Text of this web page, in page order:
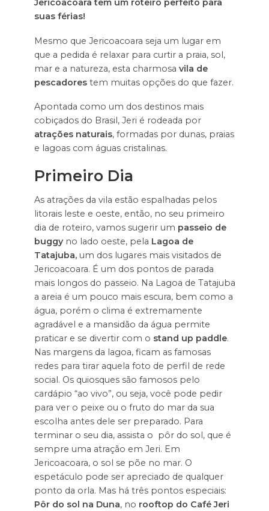
Jericoacoara tem um roteiro perfeito para
suas férias!
Mesmo que Jericoacoara seja um lugar em
que a pedida é relaxar para curtir a praia, sol,
mar e a natureza, esta charmosa vila de
pescadorestem muitas opções do que fazer.
Apontada como um dos destinos mais
cobiçados do Brasil, Jeri é rodeada por
atrações naturais, formadas por dunas, praias
e lagoas com águas cristalinas.
Primeiro Dia
As atrações da vila estão espalhadas pelos
litorais leste e oeste, então, no seu primeiro
dia de roteiro, vamos sugerir um passeio de
buggy no lado oeste, pela Lagoa de
Tatajuba,um dos lugares mais visitados de
Jericoacoara. É um dos pontos de parada
mais longos do passeio. Na Lagoa de Tatajuba
a areia é um pouco mais escura, bem como a
água, porém o clima é extremamente
agradável e a mansidão da água permite
praticar e se divertir com o stand up paddle.
Nas margens da lagoa, ficam as famosas
redes para tirar aquela foto de perfil de rede
social. Os quiosques são famosos pelo
cardápio “ao vivo”, ou seja, você pode pedir
para ver o peixe ou o fruto do mar da sua
escolha antes dele ser preparado. Para
terminar o seu dia, assista o pôr do sol, que é
sempre uma atração em Jeri. Em
Jericoacoara, o sol se põe no mar. O
espetáculo pode ser apreciado de qualquer
ponto da orla. Mas há três pontos especiais:
Pôr do sol na Duna, no rooftop do Café Jeri